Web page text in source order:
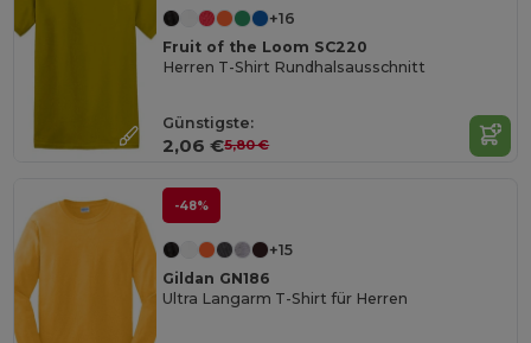
+16
Fruit of the Loom SC220
Herren T-Shirt Rundhalsausschnitt
Günstigste:
2,06 €5,80 €
-48%
+15
Gildan GN186
Ultra Langarm T-Shirt für Herren